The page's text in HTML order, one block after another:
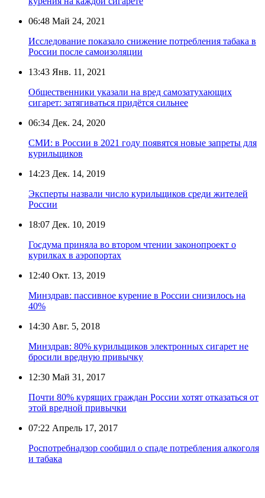
06:48 Май 24, 2021
Исследование показало снижение потребления табака в
России после самоизоляции
13:43 Янв. 11, 2021
Общественники указали на вред самозатухающих
сигарет: затягиваться придётся сильнее
06:34 Дек. 24, 2020
СМИ: в России в 2021 году появятся новые запреты для
курильщиков
14:23 Дек. 14, 2019
Эксперты назвали число курильщиков среди жителей
России
18:07 Дек. 10, 2019
Госдума приняла во втором чтении законопроект о
курилках в аэропортах
12:40 Окт. 13, 2019
Минздрав: пассивное курение в России снизилось на
40%
14:30 Авг. 5, 2018
Минздрав: 80% курильщиков электронных сигарет не
бросили вредную привычку
12:30 Май 31, 2017
Почти 80% курящих граждан России хотят отказаться от
этой вредной привычки
07:22 Апрель 17, 2017
Роспотребнадзор сообщил о спаде потребления алкоголя
и табака